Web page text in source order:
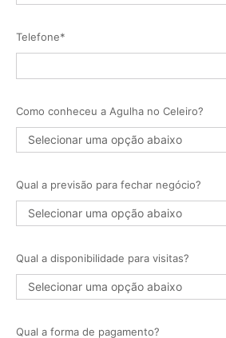
Telefone*
Como conheceu a Agulha no Celeiro?
Qual a previsão para fechar negócio?
Qual a disponibilidade para visitas?
Qual a forma de pagamento?